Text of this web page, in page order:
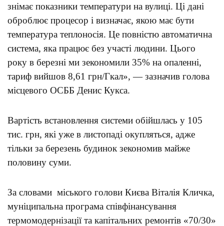
знімає показники температури на вулиці. Ці дані
оброблює процесор і визначає, якою має бути
температура теплоносія. Це повністю автоматична
система, яка працює без участі людини. Цього
року в березні ми зекономили 35% на опаленні,
тариф вийшов 8,61 грн/Гкал», — зазначив голова
місцевого ОСББ Денис Кукса.
Вартість встановлення системи обійшлась у 105
тис. грн, які уже в листопаді окупляться, адже
тільки за березень будинок зекономив майже
половину суми.
За словами міського голови Києва Віталія Кличка,
муніципальна програма співфінансування
термомодернізації та капітальних ремонтів «70/30»